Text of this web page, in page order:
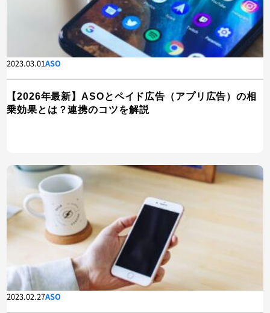
2023.03.01ASO
【2026年最新】ASOとペイド広告（アプリ広告）の相
乗効果とは？連携のコツを解説
2023.02.27ASO